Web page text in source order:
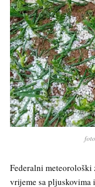
Federalni meteorološki
vrijeme sa pljuskovima